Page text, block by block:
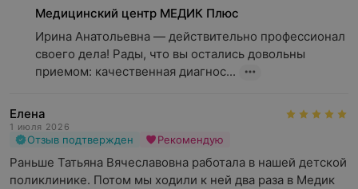
Медицинский центр МЕДИК Плюс
Ирина Анатольевна — действительно профессионал
своего дела! Рады, что вы остались довольны
приемом: качественная диагнос...
Елена
1 июля 2026
Отзыв подтвержден Рекомендую
Раньше Татьяна Вячеславовна работала в нашей детской
поликлинике. Потом мы ходили к ней два раза в Медик